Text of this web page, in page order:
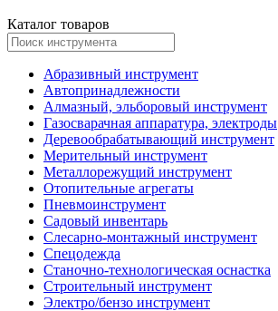
Каталог товаров
Абразивный инструмент
Автопринадлежности
Алмазный, эльборовый инструмент
Газосварачная аппаратура, электроды
Деревообрабатывающий инструмент
Мерительный инструмент
Металлорежущий инструмент
Отопительные агрегаты
Пневмоинструмент
Садовый инвентарь
Слесарно-монтажный инструмент
Спецодежда
Станочно-технологическая оснастка
Строительный инструмент
Электро/бензо инструмент